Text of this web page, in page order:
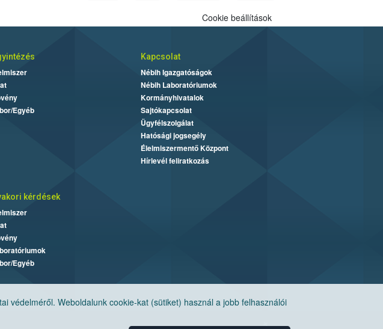
védelméről. Weboldalunk cookie-kat (sütiket) használ a jobb felhasználói
Cookie beállítások
Egyéb
Kapcsolat
Nébih Igazgatóságok
Nébih Laboratóriumok
Kormányhivatalok
Sajtókapcsolat
Ügyfélszolgálat
Hatósági jogsegély
Élelmiszermentő Központ
Hírlevél feliratkozás
kérdések
Egyéb